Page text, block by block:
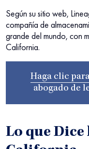
Según su sitio web,
compañía de
grande del mundo, con
California.
Haga clic
abogado de
Lo que Dice